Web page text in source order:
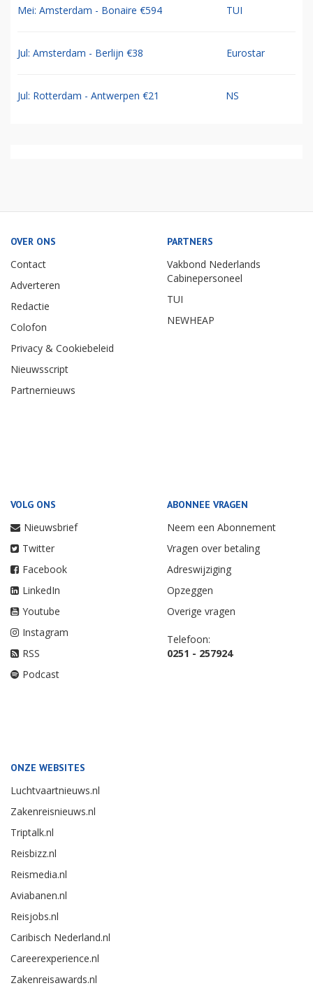
Mei: Amsterdam - Bonaire €594 TUI
Jul: Amsterdam - Berlijn €38 Eurostar
Jul: Rotterdam - Antwerpen €21 NS
OVER ONS
Contact
Adverteren
Redactie
Colofon
Privacy & Cookiebeleid
Nieuwsscript
Partnernieuws
PARTNERS
Vakbond Nederlands
Cabinepersoneel
TUI
NEWHEAP
VOLG ONS
Nieuwsbrief
Twitter
Facebook
LinkedIn
Youtube
Instagram
RSS
Podcast
ABONNEE VRAGEN
Neem een Abonnement
Vragen over betaling
Adreswijziging
Opzeggen
Overige vragen
Telefoon:
0251 - 257924
ONZE WEBSITES
Luchtvaartnieuws.nl
Zakenreisnieuws.nl
Triptalk.nl
Reisbizz.nl
Reismedia.nl
Aviabanen.nl
Reisjobs.nl
Caribisch Nederland.nl
Careerexperience.nl
Zakenreisawards.nl